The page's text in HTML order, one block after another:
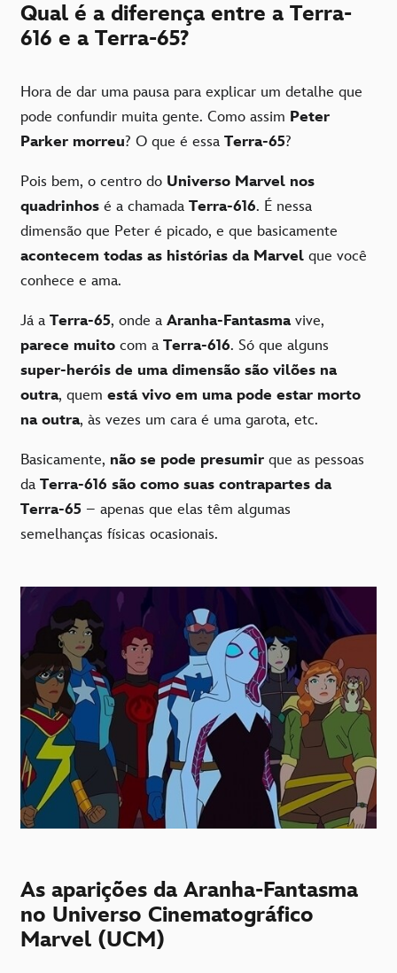
Qual é a diferença entre a Terra-
616 e a Terra-65?
Hora de dar uma pausa para explicar um detalhe que
pode confundir muita gente. Como assim Peter
Parker morreu? O que é essa Terra-65?
Pois bem, o centro do Universo Marvel nos
quadrinhos é a chamada Terra-616. É nessa
dimensão que Peter é picado, e que basicamente
acontecem todas as histórias da Marvel que você
conhece e ama.
Já a Terra-65, onde a Aranha-Fantasmavive,
parece muito com a Terra-616. Só que alguns
super-heróis de uma dimensão são vilões na
outra, quem está vivo em uma pode estar morto
na outra, às vezes um cara é uma garota, etc.
Basicamente, não se pode presumir que as pessoas
da Terra-616 são como suas contrapartes da
Terra-65 – apenas que elas têm algumas
semelhanças físicas ocasionais.
As aparições da Aranha-Fantasma
no Universo Cinematográfico
Marvel (UCM)